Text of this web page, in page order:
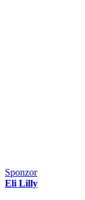
Sponzor
Eli Lilly